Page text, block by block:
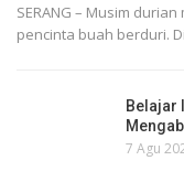
SERANG – Musim
pencinta buah berduri.
Belajar
7 Agu